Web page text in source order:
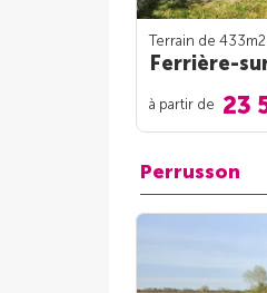
Terrain de 433m2
Ferrière-
à partir de 23
Perrusson